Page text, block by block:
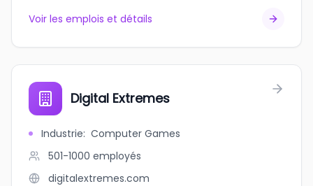
Voir les emplois et détails
Digital Extremes
Industrie: Computer Games
501-1000 employés
digitalextremes.com